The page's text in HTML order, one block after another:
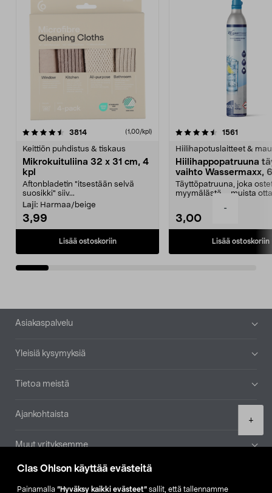
Clas Ohlson käyttää evästeitä
Painamalla ”Hyväksy kaikki evästeet” sallit, että tallennamme
-
+
3814arvostelut (1,00/kpl)
Keittiön puhdistus & tiskaus
Mikrokuituliina 32 x 31 cm, 4
kpl
Aftonbladetin "itsestään selvä
suosikki" siiv...
Laji: Harmaa/beige
3,99
Lisää ostoskoriin
4.5viidestä
1561
Hiilihapotuslaitteet &
Hiilihappopatruuna
vaihto Wassermaxx,
Täyttöpatruuna, joka
myymälästä – muista
3,00
Lisää ostoskoriin
4.5viidestä
Alatunniste
Asiakaspalvelu
Yleisiä kysymyksiä
Tietoa meistä
Ajankohtaista
Muut yrityksemme
Etsi myymälä